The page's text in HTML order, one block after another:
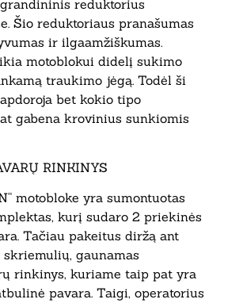
reduktorius
Šio reduktoriaus pranašumas
ir ilgaamžiškumas.
motoblokui didelį sukimo
traukimo jėgą. Todėl ši
bet kokio tipo
gabena krovinius sunkiomis
RINKINYS
motobloke yra sumontuotas
kurį sudaro 2 priekinės
Tačiau pakeitus diržą ant
gaunamas
rinkinys, kuriame taip pat yra
pavara. Taigi, operatorius